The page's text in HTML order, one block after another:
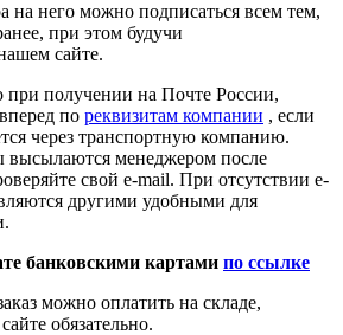
на него можно подписаться всем тем,
при этом будучи
сайте.
при получении на Почте России,
по реквизитам компании , если
через транспортную компанию.
высылаются менеджером после
свой e-mail. При отсутствии e-
другими удобными для
банковскими картами по ссылке
можно оплатить на складе,
обязательно.